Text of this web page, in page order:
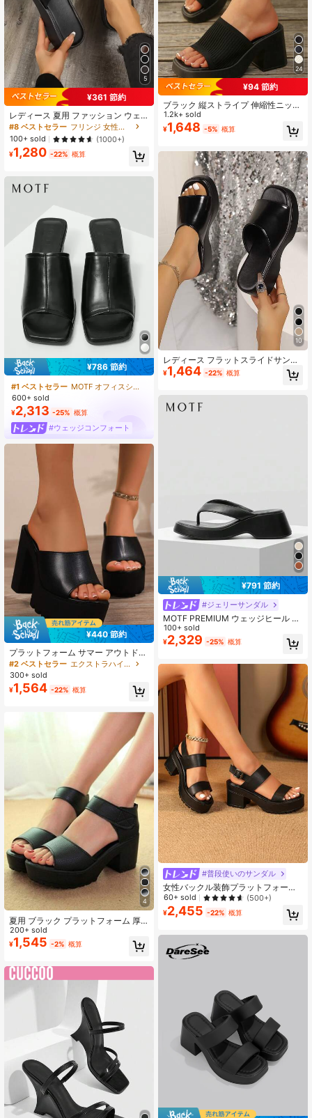
5
¥361 節約
レディース 夏用 ファッション ウェ
ッジプラットフォームサンダル カジ
ュアル バケーション 旅行 デイリー
ウェア スリッポン ビーチシューズ
スリッパ
#8 ベストセラー
フリンジ 女性用サンダル
100+ sold
(1000+)
¥1,280 -22% 概算
¥786 節約
#1 ベストセラー
MOTF オフィスシューズ
600+ sold
¥2,313 -25% 概算
#ウェッジコンフォート
¥440 節約
プラットフォーム サマー アウトドア
ウェア 12cm 超ハイヒール 厚底 スト
ラップ パーティーサンダル
#2 ベストセラー
エクストラハイ ヒール
300+ sold
¥1,564 -22% 概算
4
夏用 ブラック プラットフォーム 厚
底ヒール レディースサンダル、ファ
ッション カジュアル 多用途 厚底 ハ
イヒールサンダル
200+ sold
¥1,545 -2% 概算
24
¥94 節約
ブラック 縦ストライプ 伸縮性ニット
スクエアトゥ オープントゥ チャンキ
ーヒール 厚底 ヨーロピアンアメリカ
ンスタイル 多用途 カジュアル レデ
1.2k+ sold
¥1,648 -5% 概算
10
レディース フラットスライドサンダ
ル 厚底 カジュアル 快適 夏新作 スリ
ッポンサンダル スクエアトゥ 無地ブ
¥1,464 -22% 概算
¥791 節約
#ジェリーサンダル
MOTF PREMIUM ウェッジヒール プ
ラットフォーム サンダル レディース
ブラック カジュアル バケーション
夏 ハロウィン クリスマス 秋 春 シュ
100+ sold
¥2,329 -25% 概算
#普段使いのサンダル
女性バックル装飾プラットフォーム
チャンキーヒールサンダル、夏用の
エレガントな黒のスリングバックサ
ンダル
60+ sold (500+)
¥2,455 -22% 概算